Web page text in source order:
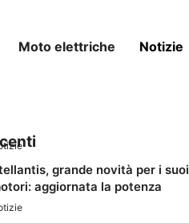
Moto elettriche Notizie
grande novità per i suoi
aggiornata la potenza